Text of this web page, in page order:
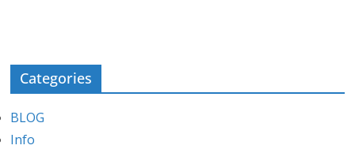
Categories
BLOG
Info